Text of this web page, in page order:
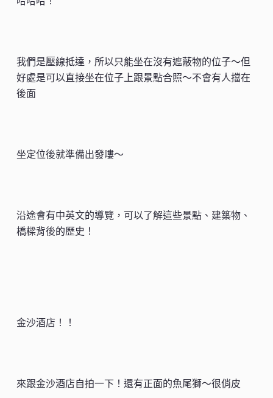
我們是壓線抵達，所以只能坐在沒有遮蔽物的位子～但
好處是可以直接坐在位子上跟景點合照～不會有人擋在
後面
坐定位後就準備出發嘍～
沿途會有中英文的導覽，可以了解這些景點、建築物、
橋樑背後的歷史！
金沙酒店！！
來跟金沙酒店自拍一下！還有正面的魚尾獅～很俏皮